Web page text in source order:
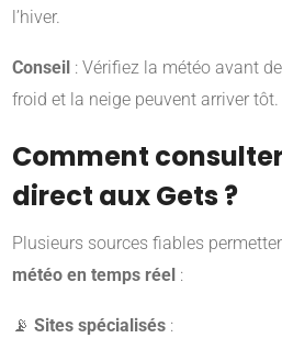
l’hiver.
Conseil : Vérifiez la météo avant
froid et la neige peuvent arriver tôt.
Comment
direct aux Gets ?
Plusieurs sources fiables
météo en temps réel :
📡 Sites spécialisés :